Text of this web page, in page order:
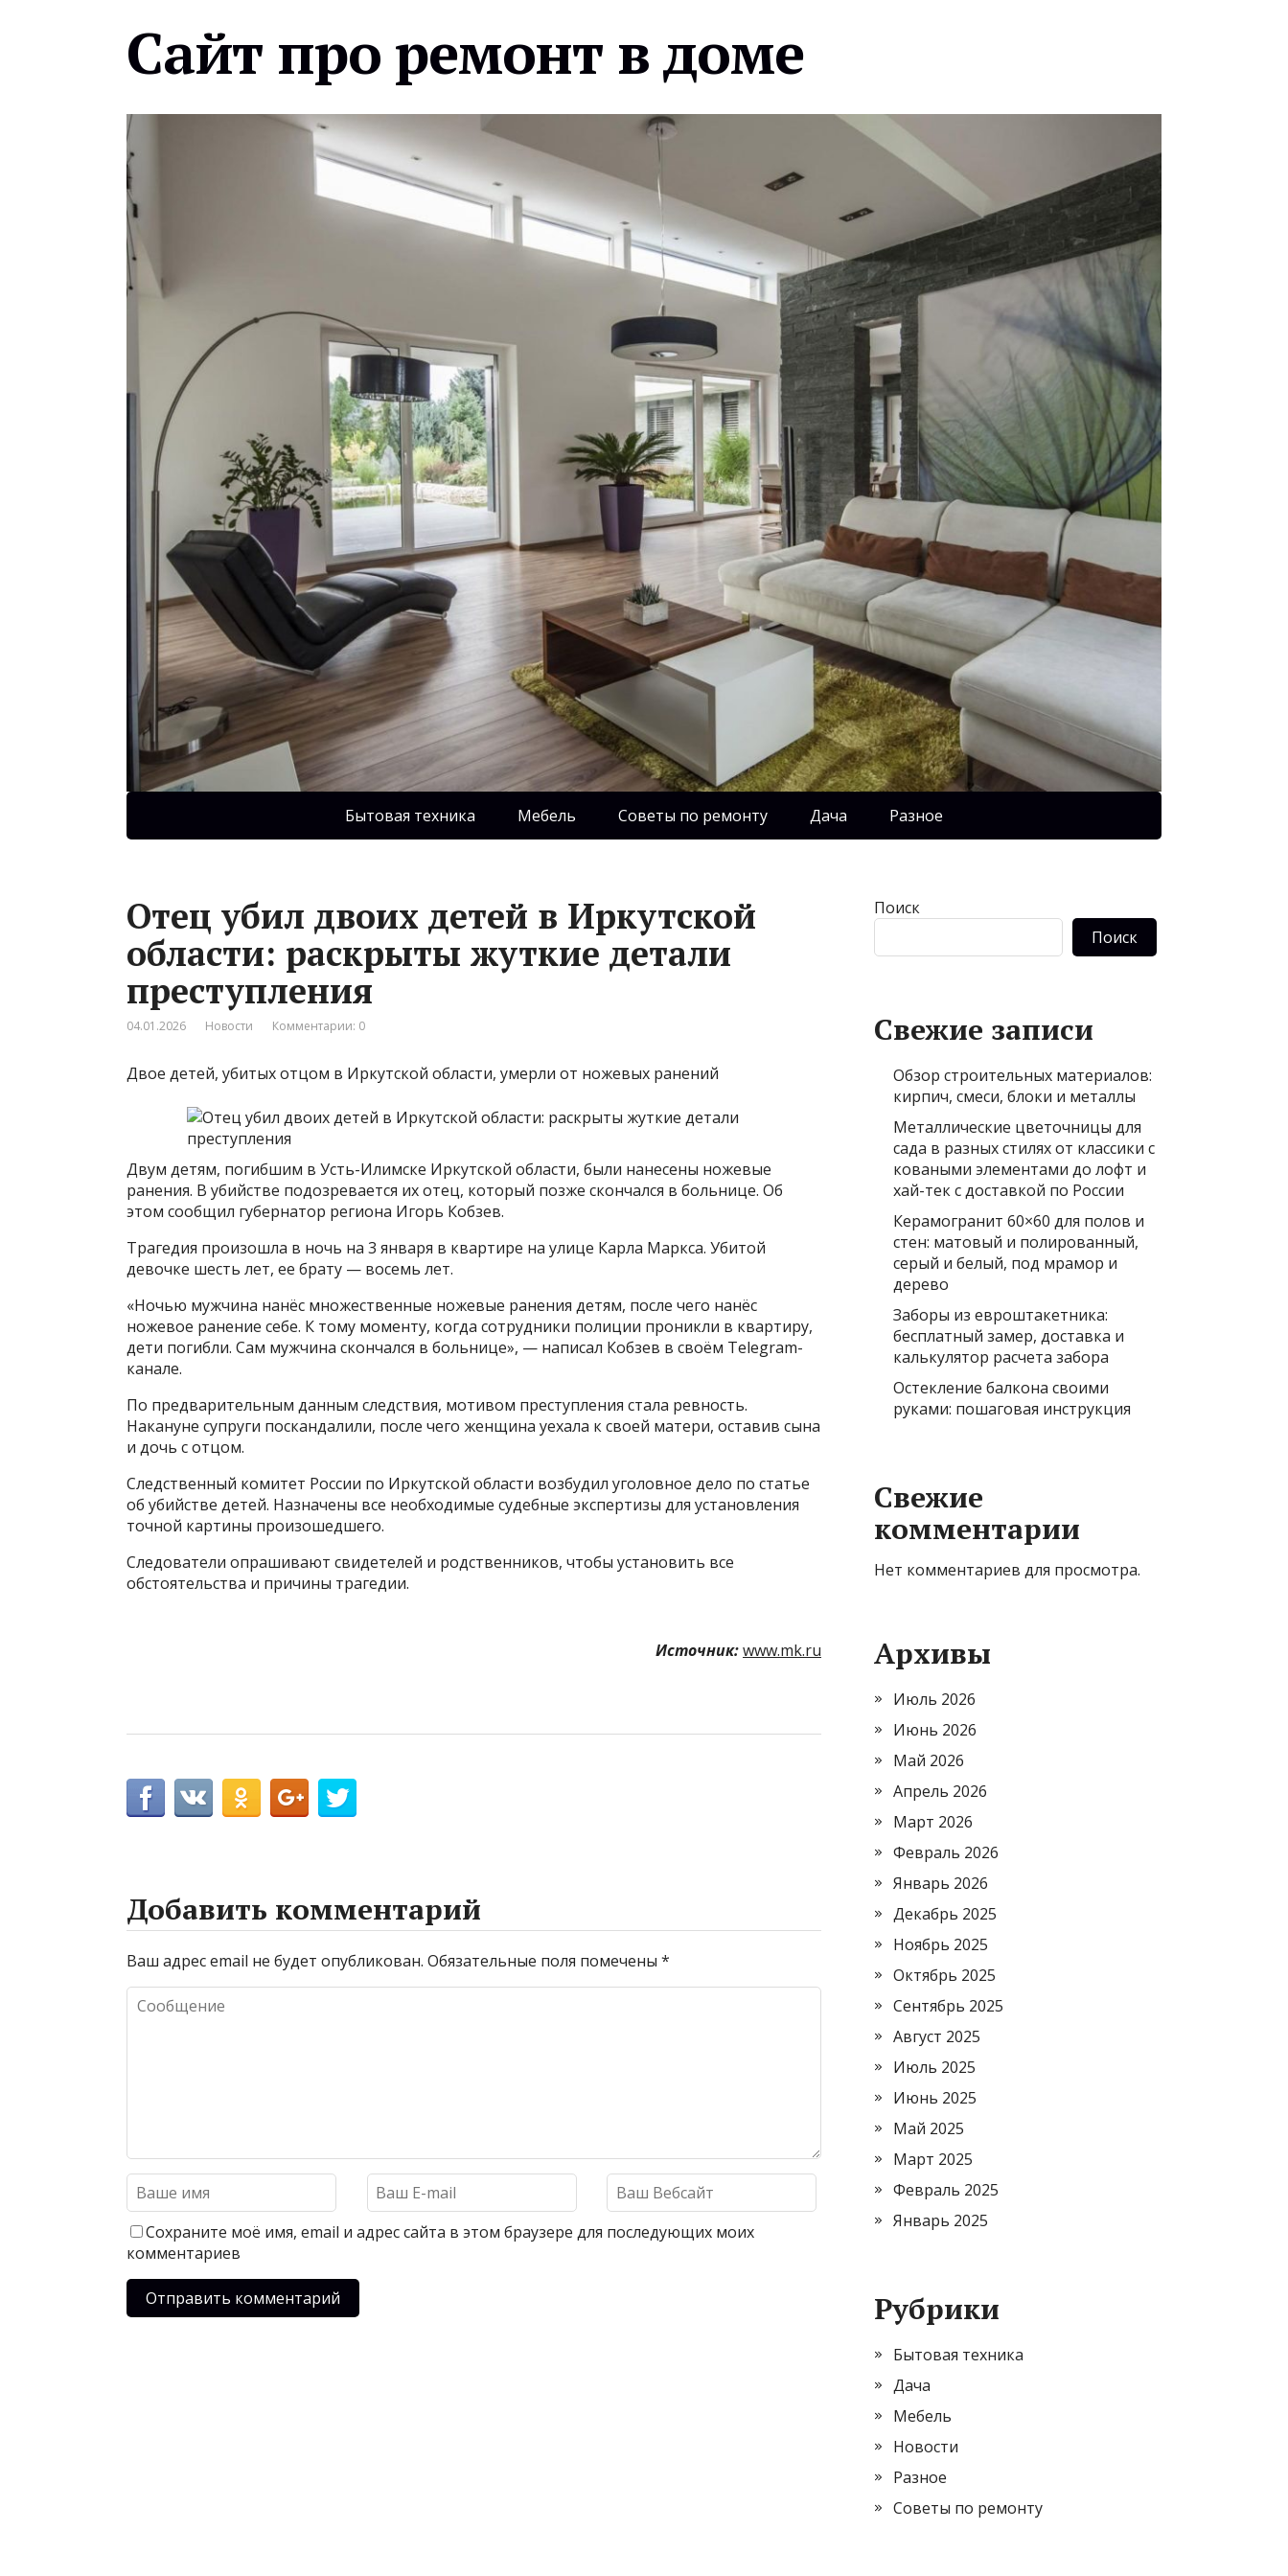
Сайт про ремонт в доме
Бытовая техника Мебель Советы по ремонту Дача Разное
Отец убил двоих детей в Иркутской
области: раскрыты жуткие детали
преступления
04.01.2026 Новости Комментарии: 0
Двое детей, убитых отцом в Иркутской области, умерли от ножевых ранений
Двум детям, погибшим в Усть-Илимске Иркутской области, были нанесены ножевые
ранения. В убийстве подозревается их отец, который позже скончался в больнице. Об
этом сообщил губернатор региона Игорь Кобзев.
Трагедия произошла в ночь на 3 января в квартире на улице Карла Маркса. Убитой
девочке шесть лет, ее брату — восемь лет.
«Ночью мужчина нанёс множественные ножевые ранения детям, после чего нанёс
ножевое ранение себе. К тому моменту, когда сотрудники полиции проникли в квартиру,
дети погибли. Сам мужчина скончался в больнице», — написал Кобзев в своём Telegram-
канале.
По предварительным данным следствия, мотивом преступления стала ревность.
Накануне супруги поскандалили, после чего женщина уехала к своей матери, оставив сына
и дочь с отцом.
Следственный комитет России по Иркутской области возбудил уголовное дело по статье
об убийстве детей. Назначены все необходимые судебные экспертизы для установления
точной картины произошедшего.
Следователи опрашивают свидетелей и родственников, чтобы установить все
обстоятельства и причины трагедии.
Источник:www.mk.ru
Добавить комментарий
Ваш адрес email не будет опубликован. Обязательные поля помечены *
Сохраните моё имя, email и адрес сайта в этом браузере для последующих моих
комментариев
Поиск
Поиск
Свежие записи
Обзор строительных материалов:
кирпич, смеси, блоки и металлы
Металлические цветочницы для
сада в разных стилях от классики с
коваными элементами до лофт и
хай-тек с доставкой по России
Керамогранит 60×60 для полов и
стен: матовый и полированный,
серый и белый, под мрамор и
дерево
Заборы из евроштакетника:
бесплатный замер, доставка и
калькулятор расчета забора
Остекление балкона своими
руками: пошаговая инструкция
Свежие
комментарии
Нет комментариев для просмотра.
Архивы
Июль 2026
Июнь 2026
Май 2026
Апрель 2026
Март 2026
Февраль 2026
Январь 2026
Декабрь 2025
Ноябрь 2025
Октябрь 2025
Сентябрь 2025
Август 2025
Июль 2025
Июнь 2025
Май 2025
Март 2025
Февраль 2025
Январь 2025
Рубрики
Бытовая техника
Дача
Мебель
Новости
Разное
Советы по ремонту